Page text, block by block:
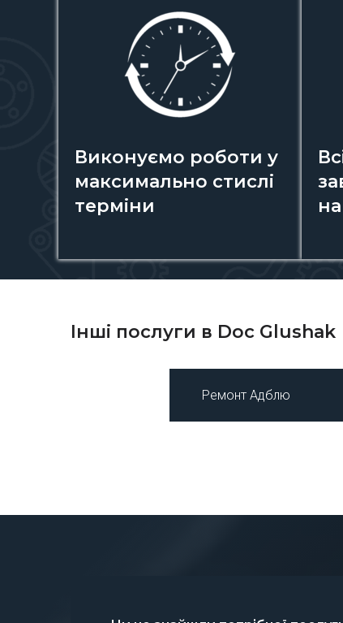
Виконуємо роботи у
максимально стислі
терміни
Інші послуги в Doc Glushak
Ремонт Адблю